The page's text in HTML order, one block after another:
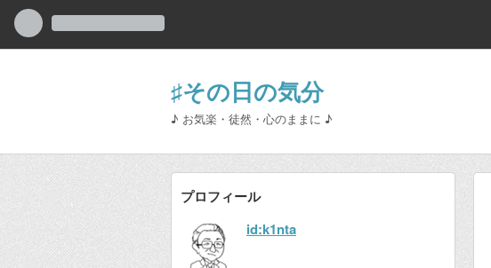
♯その日の気分
♪ お気楽・徒然・心のままに ♪
プロフィール
id:k1nta